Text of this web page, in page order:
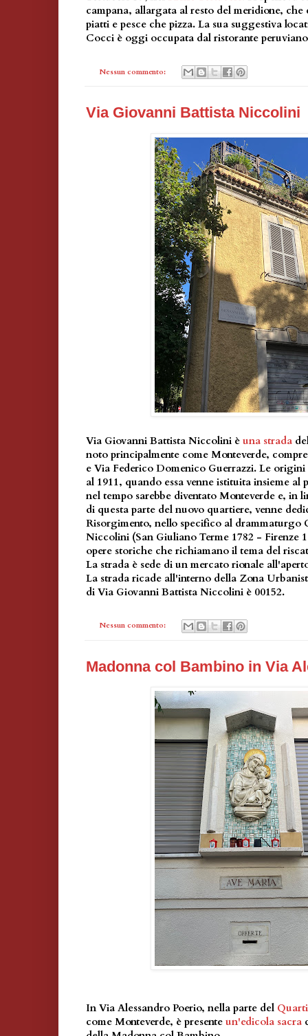
campana, allargata al resto del meridione, che
piatti e pesce che pizza. La sua suggestiva
Cocci è oggi occupata dal ristorante
Nessun commento:
Via Giovanni Battista Niccolini
Via Giovanni Battista Niccolini è una strada
noto principalmente come Monteverde,
e Via Federico Domenico Guerrazzi. Le
al 1911, quando essa venne istituita insieme
nel tempo sarebbe diventato Monteverde e, in
di questa parte del nuovo quartiere, venne
Risorgimento, nello specifico al drammaturgo
Niccolini (San Giuliano Terme 1782 - Firenze
opere storiche che richiamano il tema del
La strada è sede di un mercato rionale
La strada ricade all'interno della Zona
di Via Giovanni Battista Niccolini è 00152.
Nessun commento:
Madonna col Bambino in Via
In Via Alessandro Poerio, nella parte del
come Monteverde, è presente un'edicola sacra